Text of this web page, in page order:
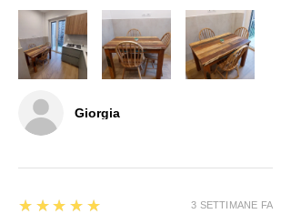
Giorgia
5
★★★★★ 3 SETTIMANE FA